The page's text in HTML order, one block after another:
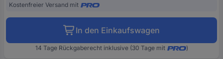
Kostenfreier Versand mit
In den Einkaufswagen
14 Tage Rückgaberecht inklusive (30 Tage mit )